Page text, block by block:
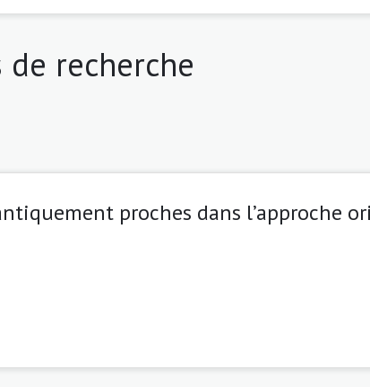
de recherche
proches dans l’approche